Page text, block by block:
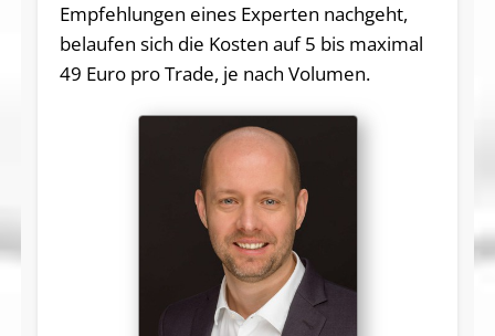
Empfehlungen eines Experten nachgeht,
belaufen sich die Kosten auf 5 bis maximal
49 Euro pro Trade, je nach Volumen.